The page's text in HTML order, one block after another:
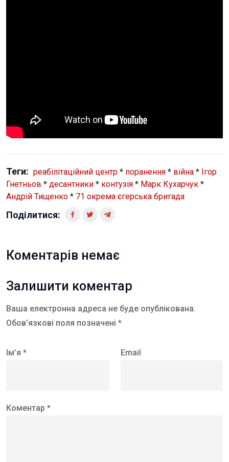
Теги: реабілітаційний центр * поранення * війна * Ігор
Гнетньов * десантники * контузія * Марк Кухарчук *
Андрій Тищенко * 71 окрема єгерська бригада
Поділитися:
Коментарів немає
Залишити коментар
Ваша електронна адреса не буде опублікована.
Обов’язкові поля позначені *
Ім’я * Email
Коментар *